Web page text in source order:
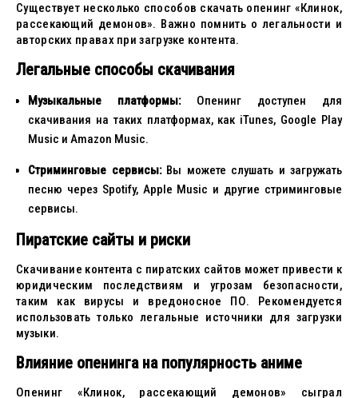
Существует несколько способов скачать опенинг «Клинок,
рассекающий демонов». Важно помнить о легальности и
авторских правах при загрузке контента.
Легальные способы скачивания
Музыкальные платформы:Опенинг доступен для
скачивания на таких платформах, как iTunes, Google Play
Music и Amazon Music.
Стриминговые сервисы:Вы можете слушать и загружать
песню через Spotify, Apple Music и другие стриминговые
сервисы.
Пиратские сайты и риски
Скачивание контента с пиратских сайтов может привести к
юридическим последствиям и угрозам безопасности,
таким как вирусы и вредоносное ПО. Рекомендуется
использовать только легальные источники для загрузки
музыки.
Влияние опенинга на популярность аниме
Опенинг «Клинок, рассекающий демонов» сыграл